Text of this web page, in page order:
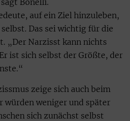
Bonelli.
auf ein Ziel hinzuleben,
Das sei wichtig für die
„Der Narzisst kann nichts
ist sich selbst der Größte, der
zeige sich auch beim
würden weniger und später
sich zunächst selbst